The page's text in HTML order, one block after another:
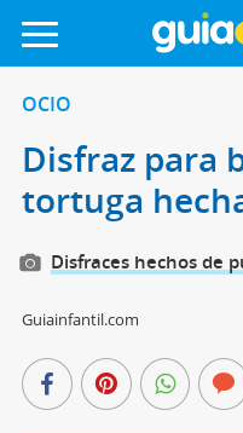
OCIO
Disfraz para
tortuga
Disfraces hechos de
Guiainfantil.com